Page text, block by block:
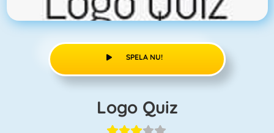
SPELA NU!
Logo Quiz